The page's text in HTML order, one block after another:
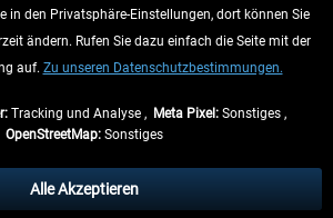
anders beschrieben.
Deutschlands, Lieferzeiten für andere Länder
in den Privatsphäre-Einstellungen, dort können Sie
ändern. Rufen Sie dazu einfach die Seite mit der
auf. Zu unseren Datenschutzbestimmungen.
Tracking und Analyse , Meta Pixel:Sonstiges ,
OpenStreetMap: Sonstiges
Alle Akzeptieren